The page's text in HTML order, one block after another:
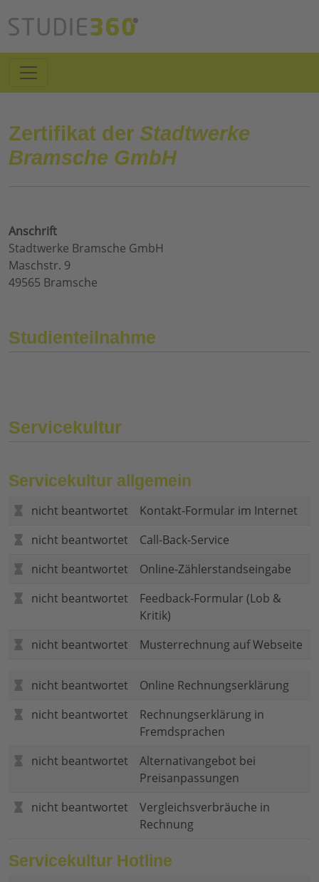
Zertifikat der Stadtwerke
Bramsche GmbH
Anschrift
Stadtwerke Bramsche GmbH
Maschstr. 9
49565 Bramsche
Studienteilnahme
Servicekultur
Servicekultur allgemein
nicht beantwortet
Kontakt-Formular im Internet
nicht beantwortet
Call-Back-Service
nicht beantwortet
Online-Zählerstandseingabe
nicht beantwortet
Feedback-Formular (Lob &
Kritik)
nicht beantwortet
Musterrechnung auf Webseite
nicht beantwortet
Online Rechnungserklärung
nicht beantwortet
Rechnungserklärung in
Fremdsprachen
nicht beantwortet
Alternativangebot bei
Preisanpassungen
nicht beantwortet
Vergleichsverbräuche in
Rechnung
Servicekultur Hotline